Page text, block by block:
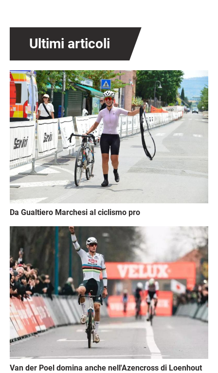
Ultimi articoli
Immagine
Da Gualtiero Marchesi al ciclismo pro
Van der Poel domina anche nell'Azencross di Loenhout